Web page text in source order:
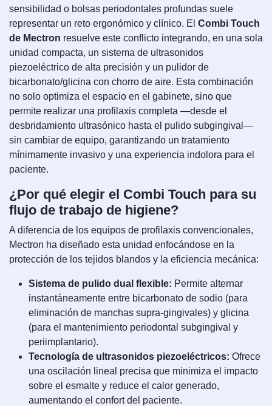
sensibilidad o bolsas periodontales profundas suele
representar un reto ergonómico y clínico. El Combi Touch
de Mectron resuelve este conflicto integrando, en una sola
unidad compacta, un sistema de ultrasonidos
piezoeléctrico de alta precisión y un pulidor de
bicarbonato/glicina con chorro de aire. Esta combinación
no solo optimiza el espacio en el gabinete, sino que
permite realizar una profilaxis completa —desde el
desbridamiento ultrasónico hasta el pulido subgingival—
sin cambiar de equipo, garantizando un tratamiento
mínimamente invasivo y una experiencia indolora para el
paciente.
¿Por qué elegir el Combi Touch para su
flujo de trabajo de higiene?
A diferencia de los equipos de profilaxis convencionales,
Mectron ha diseñado esta unidad enfocándose en la
protección de los tejidos blandos y la eficiencia mecánica:
Sistema de pulido dual flexible: Permite alternar
instantáneamente entre bicarbonato de sodio (para
eliminación de manchas supra-gingivales) y glicina
(para el mantenimiento periodontal subgingival y
periimplantario).
Tecnología de ultrasonidos piezoeléctricos: Ofrece
una oscilación lineal precisa que minimiza el impacto
sobre el esmalte y reduce el calor generado,
aumentando el confort del paciente.